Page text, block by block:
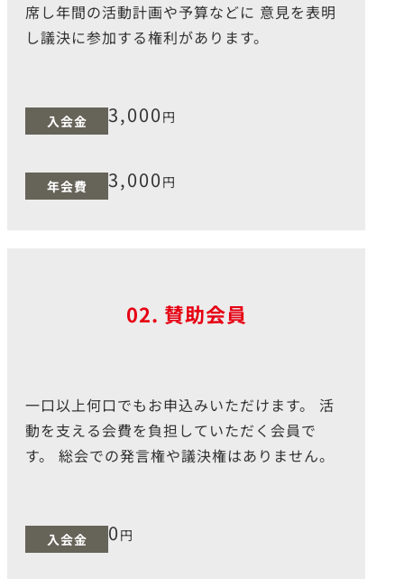
席し年間の活動計画や予算などに 意⾒を表明
し議決に参加する権利があります。
入会金 3,000 円
年会費 3,000 円
02. 賛助会員
⼀⼝以上何⼝でもお申込みいただけます。 活
動を⽀える会費を負担していただく会員で
す。 総会での発⾔権や議決権はありません。
入会金 0 円